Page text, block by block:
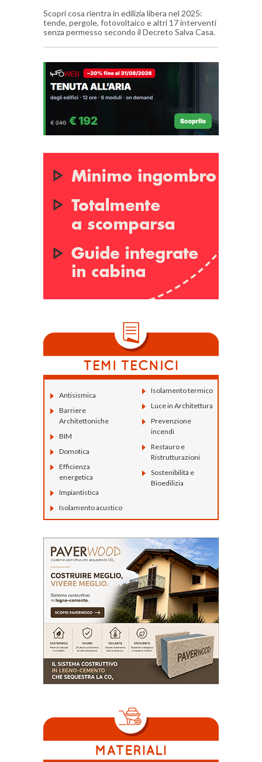
Scopri cosa rientra in edilizia libera nel 2025:
tende, pergole, fotovoltaico e altri 17 interventi
senza permesso secondo il Decreto Salva Casa.
Antisismica
Barriere
Architettoniche
BIM
Domotica
Efficienza
energetica
Impiantistica
Isolamento acustico
Isolamento termico
Luce in Architettura
Prevenzione
incendi
Restauro e
Ristrutturazioni
Sostenibilità e
Bioedilizia